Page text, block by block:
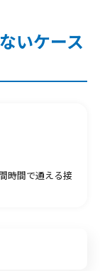
いケース
時間で通える接
気軽にお問合
す。